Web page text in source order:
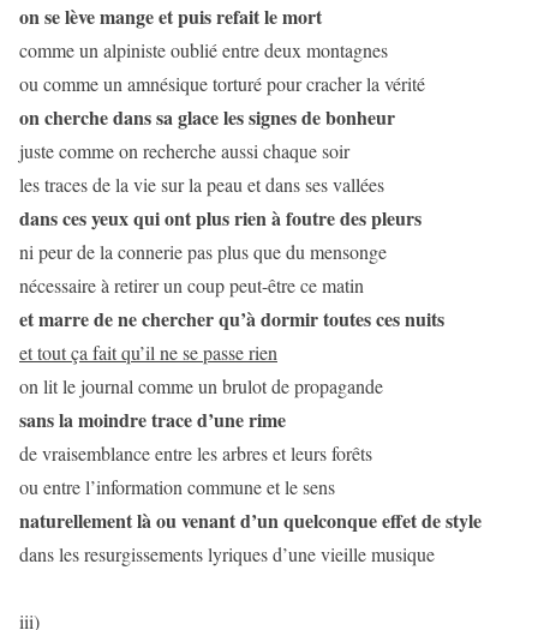
on se lève mange et puis refait le mort
comme un alpiniste oublié entre deux montagnes
ou comme un amnésique torturé pour cracher la vérité
on cherche dans sa glace les signes de bonheur
juste comme on recherche aussi chaque soir
les traces de la vie sur la peau et dans ses vallées
dans ces yeux qui ont plus rien à foutre des pleurs
ni peur de la connerie pas plus que du mensonge
nécessaire à retirer un coup peut-être ce matin
et marre de ne chercher qu’à dormir toutes ces nuits
et tout ça fait qu’il ne se passe rien
on lit le journal comme un brulot de propagande
sans la moindre trace d’une rime
de vraisemblance entre les arbres et leurs forêts
ou entre l’information commune et le sens
naturellement là ou venant d’un quelconque effet de style
dans les resurgissements lyriques d’une vieille musique
iii)